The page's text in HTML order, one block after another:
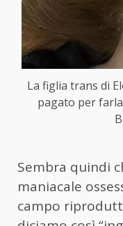
La figlia trans di
pagato per
Sembra quindi
maniacale
campo